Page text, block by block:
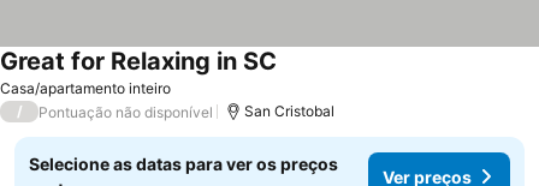
Casa/apartamento inteiro
Great for Relaxing in SC
/ Pontuação não disponível San Cristobal
Selecione as datas para ver os preços
Ver preços